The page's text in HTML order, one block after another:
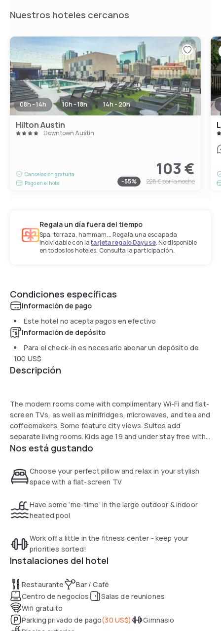
Nuestros hoteles cercanos
08h - 14h 10h - 18h 14h - 20h
Hilton Austin
Downtown Austin
Cancelación gratuita
Pago en el hotel
103 €
-55% 228 €por la noche
Regala un día fuera del tiempo
Spa, terraza, hammam... Regala una escapada
inolvidable con latarjeta regalo Dayuse. No disponible
en todos los hoteles. Consulta la participación.
Condiciones específicas
Información de pago
Este hotel no acepta pagos en efectivo
Información de depósito
Para el check-in es necesario abonar un depósito de
100 US$
Descripción
The modern rooms come with complimentary Wi-Fi and flat-
screen TVs, as well as minifridges, microwaves, and tea and
coffeemakers. Some feature city views. Suites add
separate living rooms. Kids age 19 and under stay free with
an adult.
room, a coin-operated laundry, and a heated outdoor pool
with a bar. Parking is extra.
Nos está gustando
Choose your perfect pillow and relax in your stylish
space with a flat-screen TV
Have some ‘me-time’ in the large outdoor & indoor
heated pool
Work off a little in the fitness center - keep your
priorities sorted!
Instalaciones del hotel
Restaurante
Bar / Café
Centro de negocios
Salas de reuniones
Wifi gratuito
Parking privado de pago(30 US$)
Gimnasio